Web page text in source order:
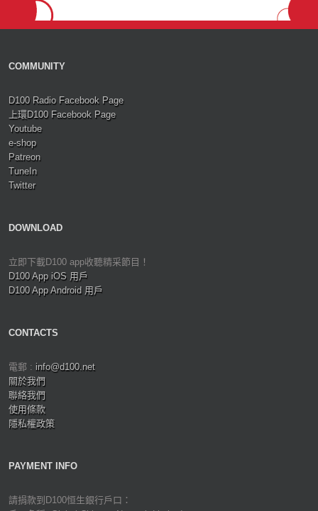
COMMUNITY
D100 Radio Facebook Page
上環D100 Facebook Page
Youtube
e-shop
Patreon
TuneIn
Twitter
DOWNLOAD
立即下載D100 app收聽精采節目！
D100 App iOS 用戶
D100 App Android 用戶
CONTACTS
電郵 : info@d100.net
關於我們
聯絡我們
使用條款
隱私權政策
PAYMENT INFO
請捐款到D100恒生銀行戶口：